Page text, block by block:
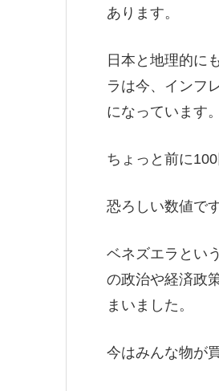
あります。
日本と地理的に
ラは今、インフ
になっています。
ちょっと前に
恐ろしい数値で
ベネズエラとい
の政治や経済政
まいました。
今はみんな物が